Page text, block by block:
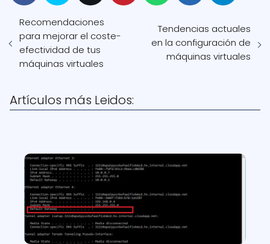
Recomendaciones
para mejorar el coste-
efectividad de tus
máquinas virtuales
Tendencias actuales
en la configuración de
máquinas virtuales
Artículos más Leidos: